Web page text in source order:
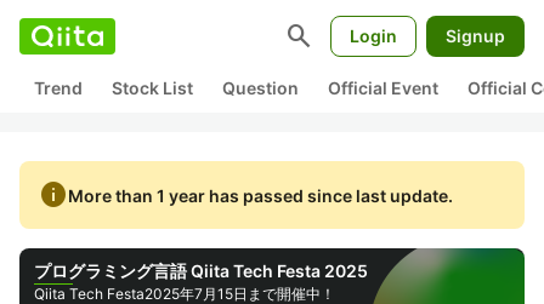
search Login Signup
Trend Stock List Question Official Event Official
infoMore than 1 year has passed since last update.
プログラミング言語 Qiita Tech Festa 2025
Qiita Tech Festa2025年7月15日まで開催中！